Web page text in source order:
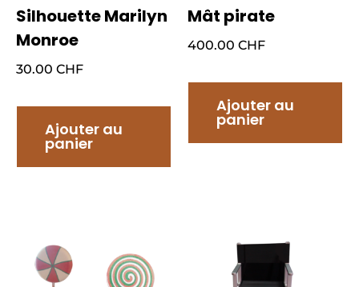
Silhouette Marilyn
Monroe
30.00 CHF
Ajouter au
panier
Mât pirate
400.00 CHF
Ajouter au
panier